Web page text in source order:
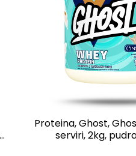
Proteina, Ghost,
serviri, 2kg,